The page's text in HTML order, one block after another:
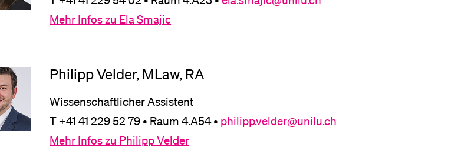
Mehr Infos zu Ela Smajic
Philipp Velder, MLaw, RA
Wissenschaftlicher Assistent
T +41 41 229 52 79 • Raum 4.A54 • philipp.velder@unilu.ch
Mehr Infos zu Philipp Velder